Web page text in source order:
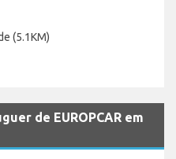
(5.1KM)
de EUROPCAR em